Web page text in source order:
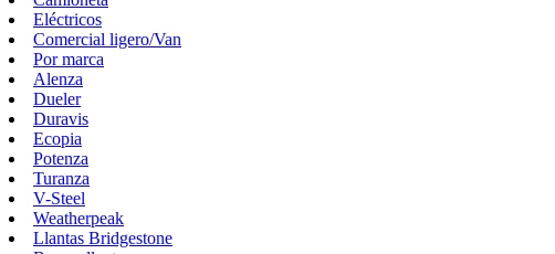
Eléctricos
Comercial ligero/Van
Por marca
Alenza
Dueler
Duravis
Ecopia
Potenza
Turanza
V-Steel
Weatherpeak
Llantas Bridgestone